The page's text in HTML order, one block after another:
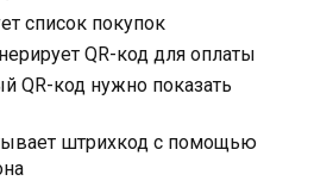
список покупок
QR-код для оплаты
QR-код нужно показать
штрихкод с помощью